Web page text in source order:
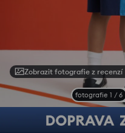
Zobrazit fotografie z recenzí
fotografie 1 / 6